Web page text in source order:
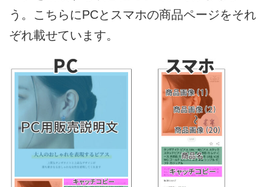
う。こちらにPCとスマホの商品ページをそれ
ぞれ載せています。